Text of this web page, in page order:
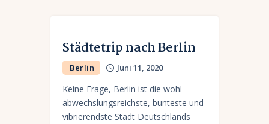
Städtetrip nach Berlin
Berlin Juni 11, 2020
Keine Frage, Berlin ist die wohl
abwechslungsreichste, bunteste und
vibrierendste Stadt Deutschlands